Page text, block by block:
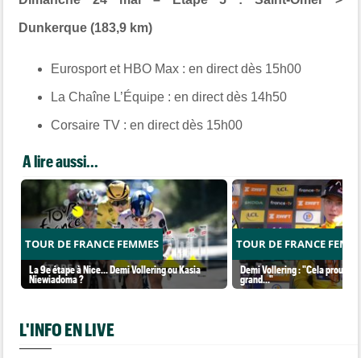
Dunkerque (183,9 km)
Eurosport et HBO Max : en direct dès 15h00
La Chaîne L’Équipe : en direct dès 14h50
Corsaire TV : en direct dès 15h00
A lire aussi...
TOUR DE FRANCE FEMMES
La 9e étape à Nice... Demi Vollering ou Kasia
Niewiadoma ?
TOUR DE FRANCE
Demi Vollering : "Cela prouve
grand..."
L'INFO EN LIVE